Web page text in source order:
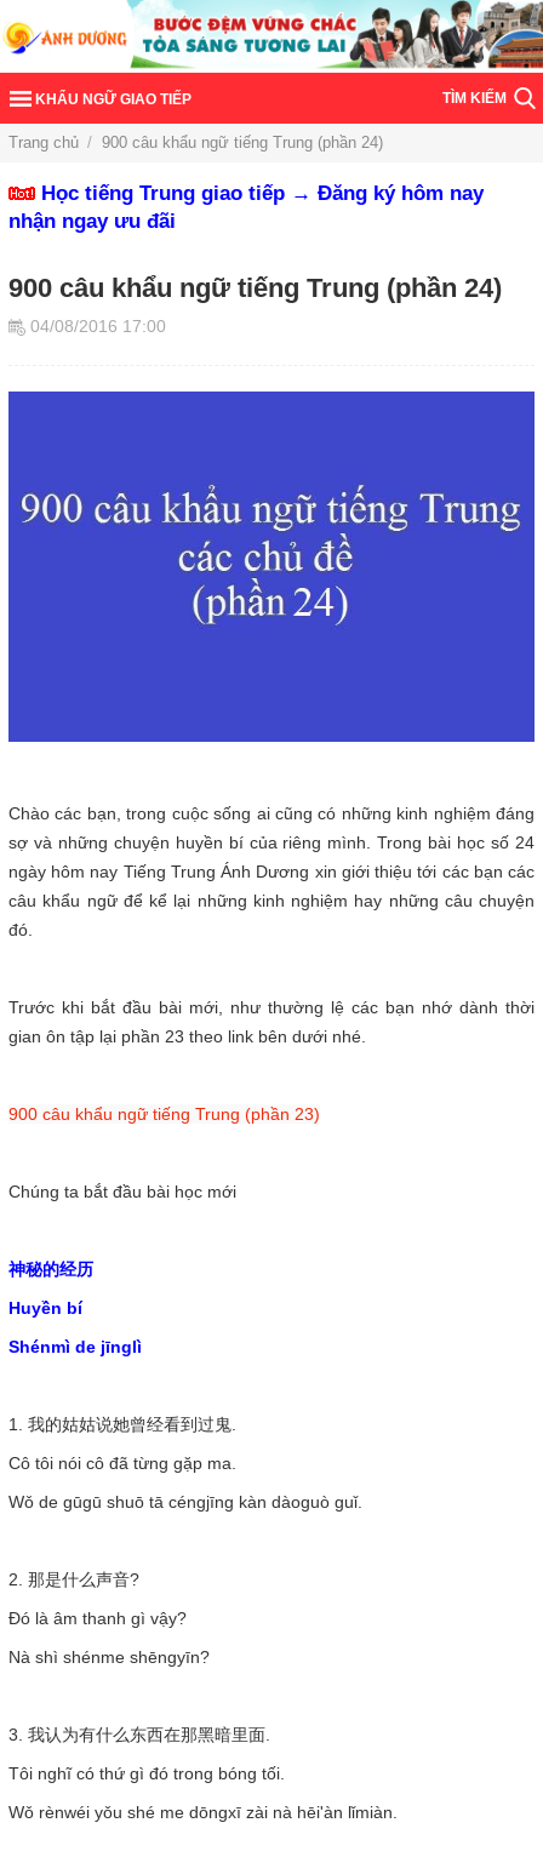
KHẨU NGỮ GIAO TIẾP TÌM KIẾM
Trang chủ / 900 câu khẩu ngữ tiếng Trung (phần 24)
Học tiếng Trung giao tiếp → Đăng ký hôm nay
nhận ngay ưu đãi
900 câu khẩu ngữ tiếng Trung (phần 24)
04/08/2016 17:00
Chào các bạn, trong cuộc sống ai cũng có những kinh nghiệm đáng
sợ và những chuyện huyền bí của riêng mình. Trong bài học số 24
ngày hôm nay Tiếng Trung Ánh Dương xin giới thiệu tới các bạn các
câu khẩu ngữ để kể lại những kinh nghiệm hay những câu chuyện
đó.
Trước khi bắt đầu bài mới, như thường lệ các bạn nhớ dành thời
gian ôn tập lại phần 23 theo link bên dưới nhé.
900 câu khẩu ngữ tiếng Trung (phần 23)
Chúng ta bắt đầu bài học mới
神秘的经历
Huyền bí
Shénmì de jīnglì
1. 我的姑姑说她曾经看到过鬼.
Cô tôi nói cô đã từng gặp ma.
Wǒ de gūgū shuō tā céngjīng kàn dàoguò guǐ.
2. 那是什么声音?
Đó là âm thanh gì vậy?
Nà shì shénme shēngyīn?
3. 我认为有什么东西在那黑暗里面.
Tôi nghĩ có thứ gì đó trong bóng tối.
Wǒ rènwéi yǒu shé me dōngxī zài nà hēi'àn lǐmiàn.